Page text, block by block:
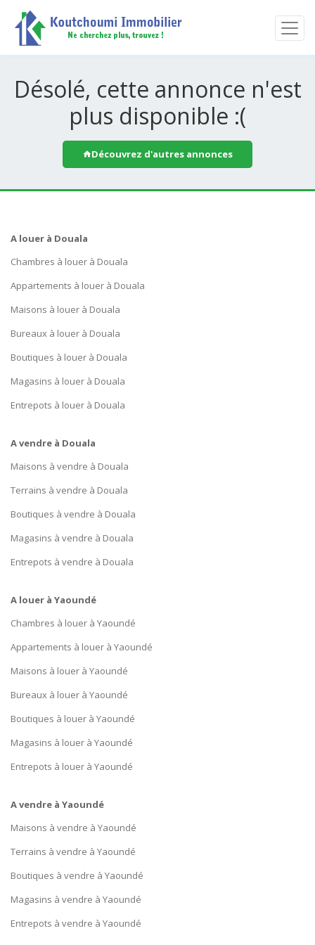
Désolé, cette annonce n'est
plus disponible :(
Découvrez d'autres annonces
A louer à Douala
Chambres à louer à Douala
Appartements à louer à Douala
Maisons à louer à Douala
Bureaux à louer à Douala
Boutiques à louer à Douala
Magasins à louer à Douala
Entrepots à louer à Douala
A vendre à Douala
Maisons à vendre à Douala
Terrains à vendre à Douala
Boutiques à vendre à Douala
Magasins à vendre à Douala
Entrepots à vendre à Douala
A louer à Yaoundé
Chambres à louer à Yaoundé
Appartements à louer à Yaoundé
Maisons à louer à Yaoundé
Bureaux à louer à Yaoundé
Boutiques à louer à Yaoundé
Magasins à louer à Yaoundé
Entrepots à louer à Yaoundé
A vendre à Yaoundé
Maisons à vendre à Yaoundé
Terrains à vendre à Yaoundé
Boutiques à vendre à Yaoundé
Magasins à vendre à Yaoundé
Entrepots à vendre à Yaoundé